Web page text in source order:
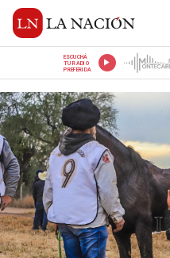
ESCUCHÁ
TU RADIO
PREFERIDA